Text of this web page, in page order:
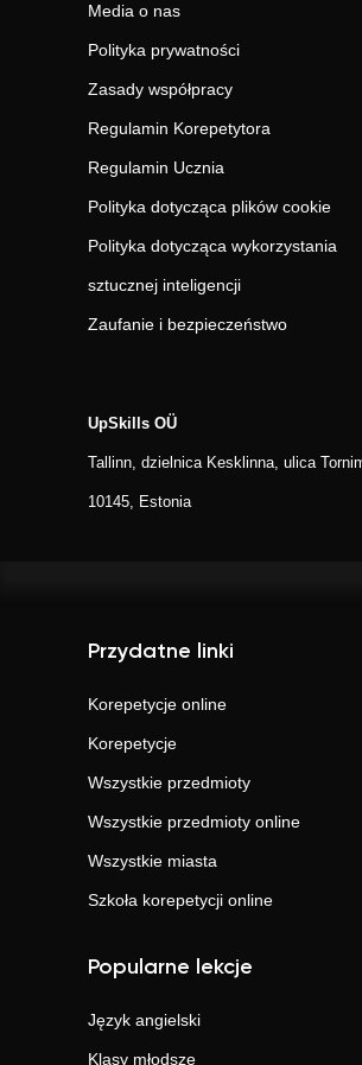
Media o nas
Polityka prywatności
Zasady współpracy
Regulamin Korepetytora
Regulamin Ucznia
Polityka dotycząca plików cookie
Polityka dotycząca wykorzystania
sztucznej inteligencji
Zaufanie i bezpieczeństwo
UpSkills OÜ
Tallinn, dzielnica Kesklinna, ulica
10145, Estonia
Przydatne linki
Korepetycje online
Korepetycje
Wszystkie przedmioty
Wszystkie przedmioty online
Wszystkie miasta
Szkoła korepetycji online
Popularne lekcje
Język angielski
Klasy młodsze